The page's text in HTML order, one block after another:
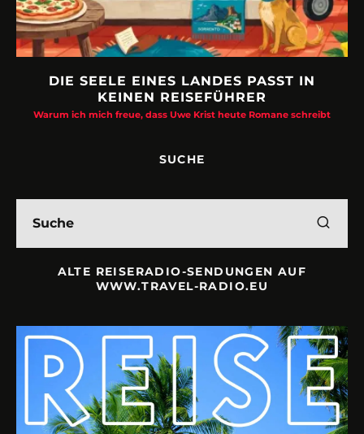
DIE SEELE EINES LANDES PASST IN
KEINEN REISEFÜHRER
Warum ich mich freue, dass Uwe Krist heute Romane schreibt
SUCHE
ALTE REISERADIO-SENDUNGEN AUF
WWW.TRAVEL-RADIO.EU